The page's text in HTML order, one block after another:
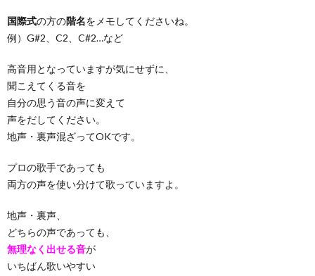
国際式の方の階名をメモしてくださいね。
例）G#2、C2、C#2…など
高音用となっていますが気にせずに、
聞こえてくる音を
自分の思う音の声に変えて
声をだしてください。
地声・裏声混ざってOKです。
プロの歌手であっても
両方の声を使い分けて歌っていますよ。
地声・裏声、
どちらの声であっても、
無理なく出せる音が
いちばん歌いやすい